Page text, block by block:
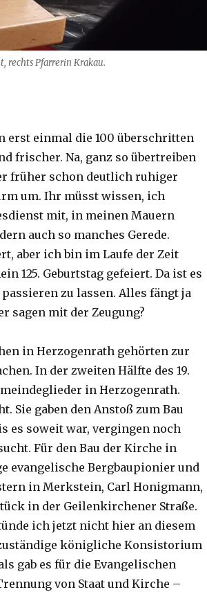
rechts Pfarrerin Krakau.
erst einmal die 100 überschritten
frischer. Na, ganz so übertreiben
früher schon deutlich ruhiger
um. Ihr müsst wissen, ich
mit, in meinen Mauern
auch so manches Gerede.
aber ich bin im Laufe der Zeit
125. Geburtstag gefeiert. Da ist es
zu lassen. Alles fängt ja
sagen mit der Zeugung?
in Herzogenrath gehörten zur
In der zweiten Hälfte des 19.
in Herzogenrath.
Sie gaben den Anstoß zum Bau
es soweit war, vergingen noch
Für den Bau der Kirche in
evangelische Bergbaupionier und
in Merkstein, Carl Honigmann,
in der Geilenkirchener Straße.
ich jetzt nicht hier an diesem
königliche Konsistorium
gab es für die Evangelischen
von Staat und Kirche –